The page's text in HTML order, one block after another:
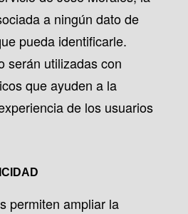
a ningún dato de
pueda identificarle.
serán utilizadas con
que ayuden a la
de los usuarios
permiten ampliar la